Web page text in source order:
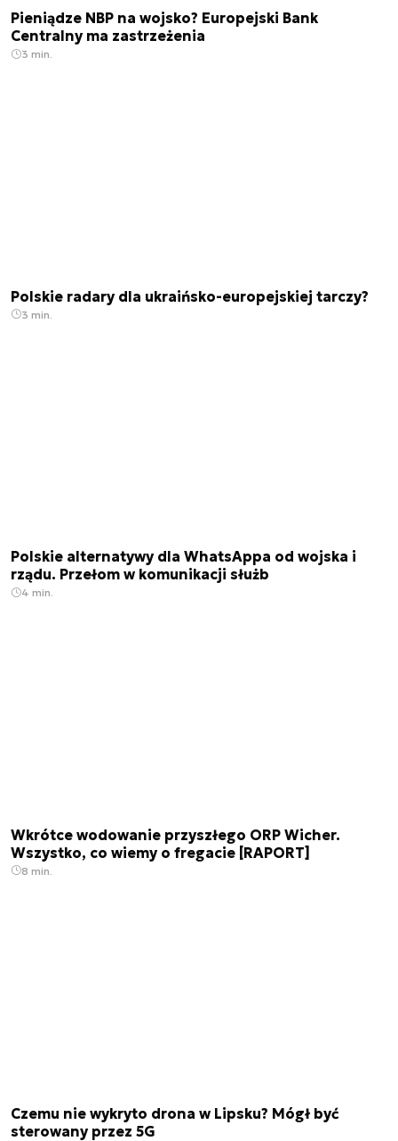
Pieniądze NBP na wojsko? Europejski Bank
Centralny ma zastrzeżenia
3 min.
Polskie radary dla ukraińsko-europejskiej tarczy?
3 min.
Polskie alternatywy dla WhatsAppa od wojska i
rządu. Przełom w komunikacji służb
4 min.
Wkrótce wodowanie przyszłego ORP Wicher.
Wszystko, co wiemy o fregacie [RAPORT]
8 min.
Czemu nie wykryto drona w Lipsku? Mógł być
sterowany przez 5G